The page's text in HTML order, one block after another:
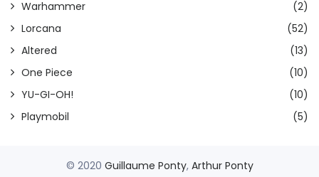
Warhammer
(2)
Lorcana
(52)
Altered
(13)
One Piece
(10)
YU-GI-OH!
(10)
Playmobil
(5)
© 2020 Guillaume Ponty, Arthur Ponty